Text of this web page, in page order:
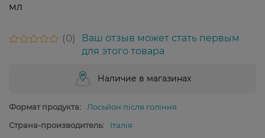
мл
0
Ваш отзыв может стать первым
для этого товара
Наличие в магазинах
Формат продукта:
Лосьйон після гоління
Страна-производитель:
Італія